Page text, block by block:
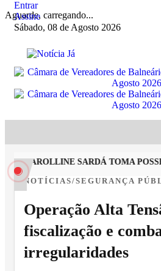
Aguarde, carregando...
Entrar
Assine
Sábado, 08 de Agosto 2026
CAROLLINE SARDÁ TOMA POSSE
NOTÍCIAS/SEGURANÇA
Operação Alta
fiscalização e
irregularidades